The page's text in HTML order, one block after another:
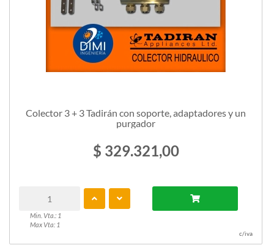
Colector 3 + 3 Tadirán con soporte, adaptadores y un
purgador
$ 329.321,00
Min. Vta.: 1
Max Vta: 1
c/iva